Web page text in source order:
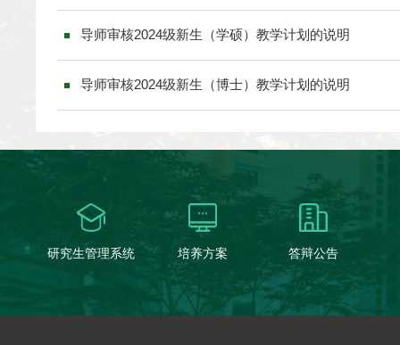
导师审核2024级新生（学硕）教学计划的说明
导师审核2024级新生（博士）教学计划的说明
研究生管理系统 培养方案 答辩公告